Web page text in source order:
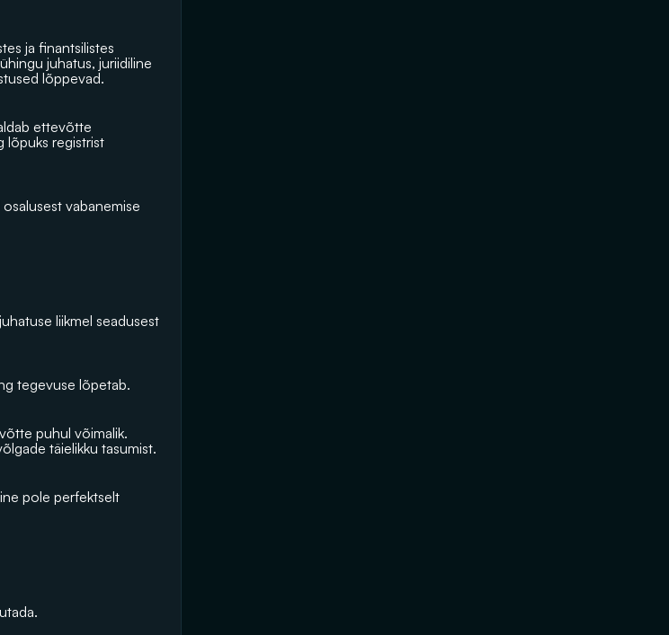
ja finantsilistes
juhatus, juriidiline
lõppevad.
ettevõtte
lõpuks registrist
vabanemise
liikmel seadusest
tegevuse lõpetab.
puhul võimalik.
täielikku tasumist.
pole perfektselt